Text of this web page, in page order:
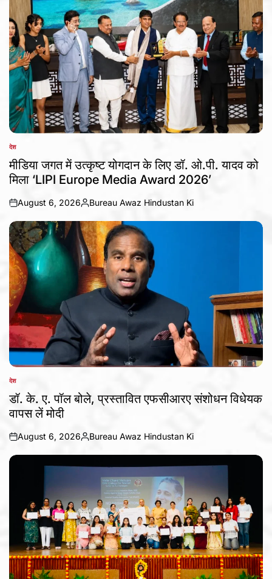
POSTED
IN
देश
मीडिया जगत में उत्कृष्ट योगदान के लिए डॉ. ओ.पी. यादव को
मिला ‘LIPI Europe Media Award 2026’
on
August 6, 2026
Posted
by
Bureau Awaz Hindustan Ki
POSTED
IN
देश
डॉ. के. ए. पॉल बोले, प्रस्तावित एफसीआरए संशोधन विधेयक
वापस लें मोदी
on
August 6, 2026
Posted
by
Bureau Awaz Hindustan Ki